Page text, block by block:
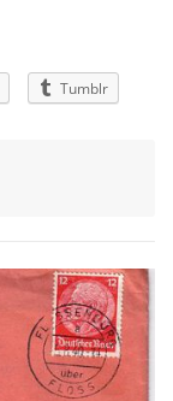
Tumblr